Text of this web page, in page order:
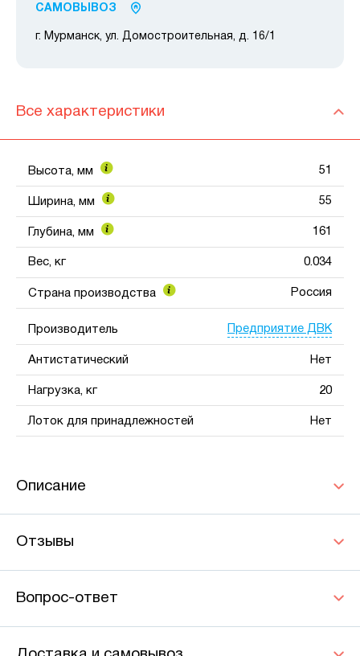
САМОВЫВОЗ
г. Мурманск, ул. Домостроительная, д. 16/1
Все характеристики
Высота, мм 51
Ширина, мм 55
Глубина, мм 161
Вес, кг 0.034
Страна производства Россия
Производитель Предприятие ДВК
Антистатический Нет
Нагрузка, кг 20
Лоток для принадлежностей Нет
Описание
Отзывы
Вопрос-ответ